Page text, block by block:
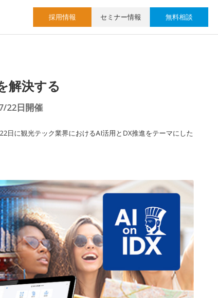
採用情報 セミナー情報 無料相談
解決する
22日開催
に観光テック業界におけるAI活用とDX推進をテーマにした